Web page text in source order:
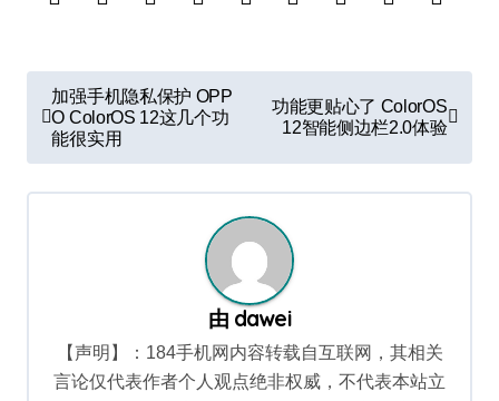
文
章
导
航
加强手机隐私保护 OPP
O ColorOS 12这几个功
能很实用
功能更贴心了 ColorOS
12智能侧边栏2.0体验
由 dawei
【声明】：184手机网内容转载自互联网，其相关
言论仅代表作者个人观点绝非权威，不代表本站立